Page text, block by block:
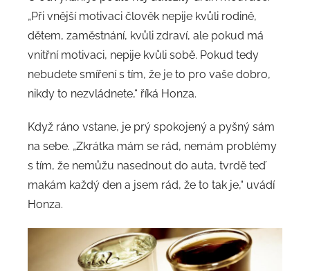
„Při vnější motivaci člověk nepije kvůli rodině,
dětem, zaměstnání, kvůli zdraví, ale pokud má
vnitřní motivaci, nepije kvůli sobě. Pokud tedy
nebudete smíření s tím, že je to pro vaše dobro,
nikdy to nezvládnete,“ říká Honza.
Když ráno vstane, je prý spokojený a pyšný sám
na sebe. „Zkrátka mám se rád, nemám problémy
s tím, že nemůžu nasednout do auta, tvrdě teď
makám každý den a jsem rád, že to tak je,“ uvádí
Honza.